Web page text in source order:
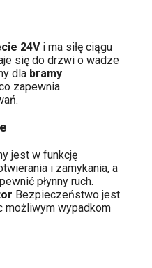
24Vi ma siłę ciągu
się do drzwi o wadze
dla bramy
zapewnia
jest w funkcję
i zamykania, a
płynny ruch.
Bezpieczeństwo jest
możliwym wypadkom